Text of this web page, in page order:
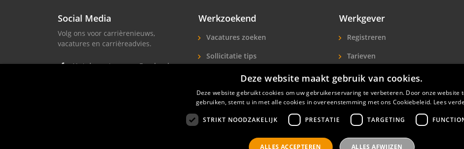
Social Media
Volg ons voor carrièrenieuws,
vacatures en carrièreadvies.
Hotel vacatures op Facebook
Werkzoekend
Vacatures zoeken
Sollicitatie tips
Hotels A-Z
Sollicitanten
Werkgever
Registreren
Tarieven
Extra aandacht
Hotelpersoneel zoeken
Deze website maakt gebruik van cookies.
Deze website gebruikt cookies om uw gebruikerservaring te verbeteren. Door onze website
gebruiken, stemt u in met alle cookies in overeenstemming met ons Cookiebeleid. Lees
STRIKT NOODZAKELIJK PRESTATIE TARGETING
ALLES ACCEPTEREN ALLES AFWIJZEN